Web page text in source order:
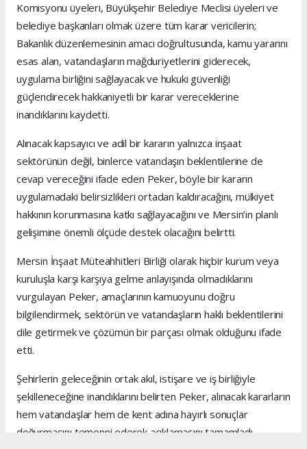
Komisyonu üyeleri, Büyükşehir Belediye Meclisi üyeleri ve
belediye başkanları olmak üzere tüm karar vericilerin;
Bakanlık düzenlemesinin amacı doğrultusunda, kamu yararını
esas alan, vatandaşların mağduriyetlerini giderecek,
uygulama birliğini sağlayacak ve hukuki güvenliği
güçlendirecek hakkaniyetli bir karar vereceklerine
inandıklarını kaydetti.
Alınacak kapsayıcı ve adil bir kararın yalnızca inşaat
sektörünün değil, binlerce vatandaşın beklentilerine de
cevap vereceğini ifade eden Peker, böyle bir kararın
uygulamadaki belirsizlikleri ortadan kaldıracağını, mülkiyet
hakkının korunmasına katkı sağlayacağını ve Mersin’in planlı
gelişimine önemli ölçüde destek olacağını belirtti.
Mersin İnşaat Müteahhitleri Birliği olarak hiçbir kurum veya
kuruluşla karşı karşıya gelme anlayışında olmadıklarını
vurgulayan Peker, amaçlarının kamuoyunu doğru
bilgilendirmek, sektörün ve vatandaşların haklı beklentilerini
dile getirmek ve çözümün bir parçası olmak olduğunu ifade
etti.
Şehirlerin geleceğinin ortak akıl, istişare ve iş birliğiyle
şekilleneceğine inandıklarını belirten Peker, alınacak kararların
hem vatandaşlar hem de kent adına hayırlı sonuçlar
doğurmasını temenni ederek açıklamasını tamamladı.